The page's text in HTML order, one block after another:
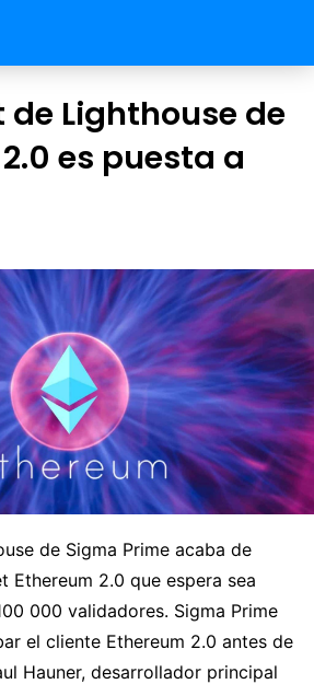
de Lighthouse de
es puesta a
de Sigma Prime acaba de
Ethereum 2.0 que espera sea
000 validadores. Sigma Prime
el cliente Ethereum 2.0 antes de
Hauner, desarrollador principal